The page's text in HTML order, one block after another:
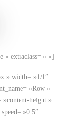
» extraclass= » »]
» width= »1/1″
»Row »
»content-height »
»0.5″